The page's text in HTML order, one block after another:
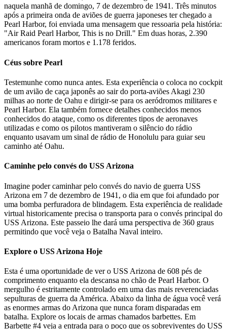
naquela manhã de domingo, 7 de dezembro de 1941. Três minutos
após a primeira onda de aviões de guerra japoneses ter chegado a
Pearl Harbor, foi enviada uma mensagem que ressoaria pela história:
"Air Raid Pearl Harbor, This is no Drill." Em duas horas, 2.390
americanos foram mortos e 1.178 feridos.
Céus sobre Pearl
Testemunhe como nunca antes. Esta experiência o coloca no cockpit
de um avião de caça japonês ao sair do porta-aviões Akagi 230
milhas ao norte de Oahu e dirigir-se para os aeródromos militares e
Pearl Harbor. Ela também fornece detalhes conhecidos menos
conhecidos do ataque, como os diferentes tipos de aeronaves
utilizadas e como os pilotos mantiveram o silêncio do rádio
enquanto usavam um sinal de rádio de Honolulu para guiar seu
caminho até Oahu.
Caminhe pelo convés do USS Arizona
Imagine poder caminhar pelo convés do navio de guerra USS
Arizona em 7 de dezembro de 1941, o dia em que foi afundado por
uma bomba perfuradora de blindagem. Esta experiência de realidade
virtual historicamente precisa o transporta para o convés principal do
USS Arizona. Este passeio lhe dará uma perspectiva de 360 graus
permitindo que você veja o Batalha Naval inteiro.
Explore o USS Arizona Hoje
Esta é uma oportunidade de ver o USS Arizona de 608 pés de
comprimento enquanto ela descansa no chão de Pearl Harbor. O
mergulho é estritamente controlado em uma das mais reverenciadas
sepulturas de guerra da América. Abaixo da linha de água você verá
as enormes armas do Arizona que nunca foram disparadas em
batalha. Explore os locais de armas chamados barbettes. Em
Barbette #4 veja a entrada para o poço que os sobreviventes do USS